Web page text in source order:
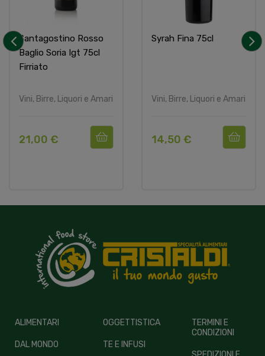
Santagostino Rosso
Baglio Soria Igt 75cl
Firriato
Vini, Birre, Liquori e Amari
21,00 €
Syrah Fina 75cl
Vini, Birre, Liquori e Amari
14,50 €
ALIMENTARI
DAL MONDO
OGGETTISTICA
TE E INFUSI
TERMINI E
CONDIZIONI